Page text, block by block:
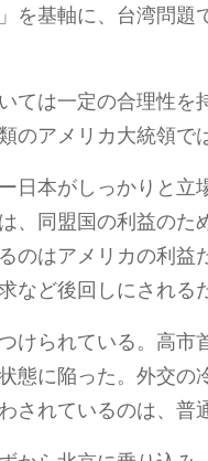
を基軸に、台湾問
ては一定の合理性を
のアメリカ大統領で
日本がしっかりと立
、同盟国の利益の
のはアメリカの利
など後回しにされる
けられている。高市
態に陥った。外交
されているのは、普